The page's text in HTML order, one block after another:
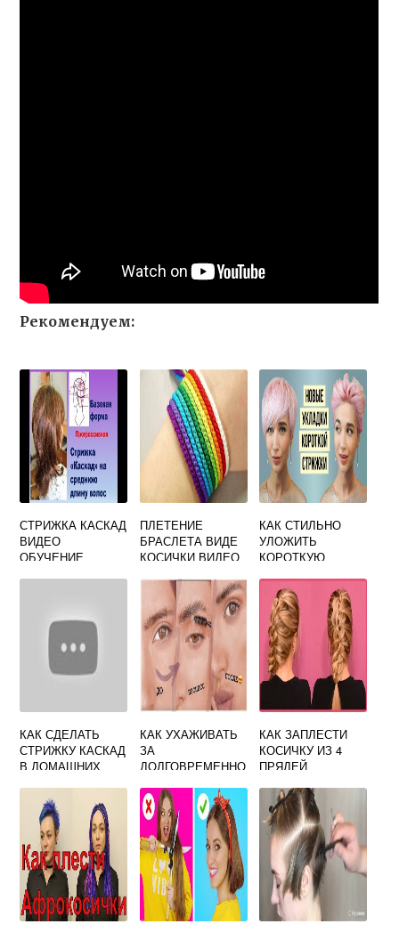
Рекомендуем:
СТРИЖКА КАСКАД
ВИДЕО
ОБУЧЕНИЕ
ПЛЕТЕНИЕ
БРАСЛЕТА ВИДЕ
КОСИЧКИ ВИДЕО
КАК СТИЛЬНО
УЛОЖИТЬ
КОРОТКУЮ
ЖЕНЩИНЕ
КАК СДЕЛАТЬ
СТРИЖКУ КАСКАД
В ДОМАШНИХ
САМОЙ СЕБЕ НА
СРЕДНИЕ
ВОЛОСЫ
КАК УХАЖИВАТЬ
ЗА
ДОЛГОВРЕМЕННО
ВОЛОС ДОМА
КАК ЗАПЛЕСТИ
КОСИЧКУ ИЗ 4
ПРЯДЕЙ